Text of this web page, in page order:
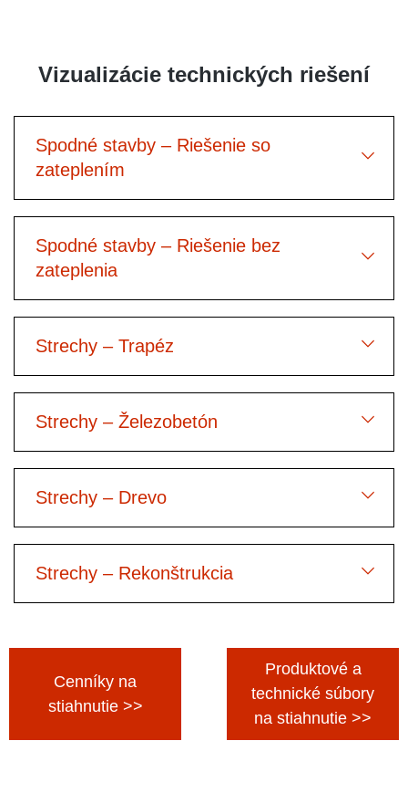
Vizualizácie technických riešení
Spodné stavby – Riešenie so
zateplením
Spodné stavby – Riešenie bez
zateplenia
Strechy – Trapéz
Strechy – Železobetón
Strechy – Drevo
Strechy – Rekonštrukcia
Cenníky na
stiahnutie >>
Produktové a
technické súbory
na stiahnutie >>